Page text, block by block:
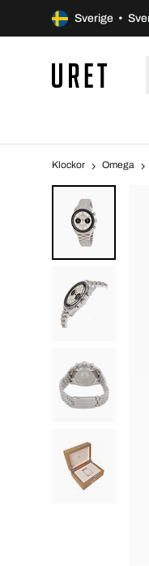
Sverige •
Klockor Omega